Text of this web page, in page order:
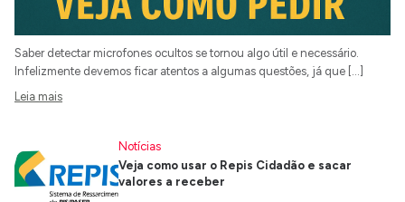
Saber detectar microfones ocultos se tornou algo útil e necessário.
Infelizmente devemos ficar atentos a algumas questões, já que […]
Leia mais
Notícias
Veja como usar o Repis Cidadão e sacar
valores a receber